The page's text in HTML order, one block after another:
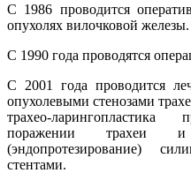
С 1986 проводится
опухолях вилочковой железы.
С 1990 года проводятся
С 2001 года проводится
опухолевыми стенозами
трахео-
поражении трахеи и
(эндопротезирование)
стентами.